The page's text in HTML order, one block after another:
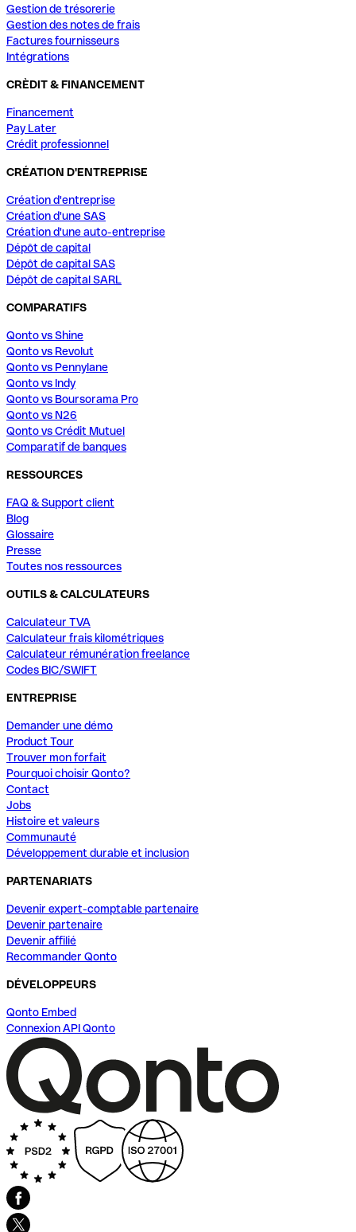
Gestion de trésorerie
Gestion des notes de frais
Factures fournisseurs
Intégrations
CRÈDIT & FINANCEMENT
Financement
Pay Later
Crédit professionnel
CRÉATION D'ENTREPRISE
Création d'entreprise
Création d'une SAS
Création d'une auto-entreprise
Dépôt de capital
Dépôt de capital SAS
Dépôt de capital SARL
COMPARATIFS
Qonto vs Shine
Qonto vs Revolut
Qonto vs Pennylane
Qonto vs Indy
Qonto vs Boursorama Pro
Qonto vs N26
Qonto vs Crédit Mutuel
Comparatif de banques
RESSOURCES
FAQ & Support client
Blog
Glossaire
Presse
Toutes nos ressources
OUTILS & CALCULATEURS
Calculateur TVA
Calculateur frais kilométriques
Calculateur rémunération freelance
Codes BIC/SWIFT
ENTREPRISE
Demander une démo
Product Tour
Trouver mon forfait
Pourquoi choisir Qonto?
Contact
Jobs
Histoire et valeurs
Communauté
Développement durable et inclusion
PARTENARIATS
Devenir expert-comptable partenaire
Devenir partenaire
Devenir affilié
Recommander Qonto
DÉVELOPPEURS
Qonto Embed
Connexion API Qonto